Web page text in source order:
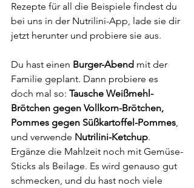
Rezepte für all die Beispiele findest du
bei uns in der Nutrilini-App, lade sie dir
jetzt herunter und probiere sie aus.
Du hast einen Burger-Abend mit der
Familie geplant. Dann probiere es
doch mal so: Tausche Weißmehl-
Brötchen gegen Vollkorn-Brötchen,
Pommes gegen Süßkartoffel-Pommes,
und verwende Nutrilini-Ketchup.
Ergänze die Mahlzeit noch mit Gemüse-
Sticks als Beilage. Es wird genauso gut
schmecken, und du hast noch viele